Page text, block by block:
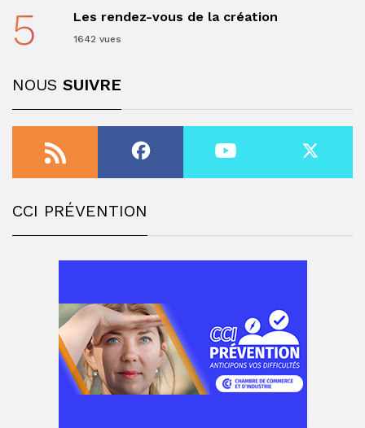
5 Les rendez-vous de la création
1642 vues
NOUS SUIVRE
CCI PRÉVENTION